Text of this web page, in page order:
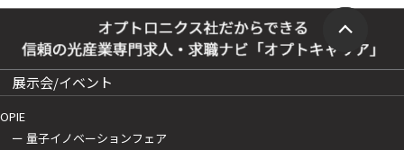
展示会/イベント
OPIE
ー 量子イノベーションフェア